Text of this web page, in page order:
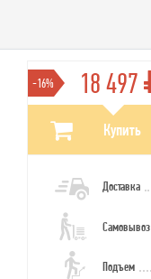
-16% 18 497
Купить
Доставка
Самовывоз
Подъем